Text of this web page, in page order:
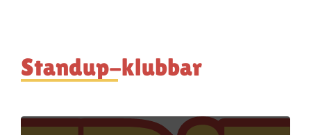
Standup-klubbar